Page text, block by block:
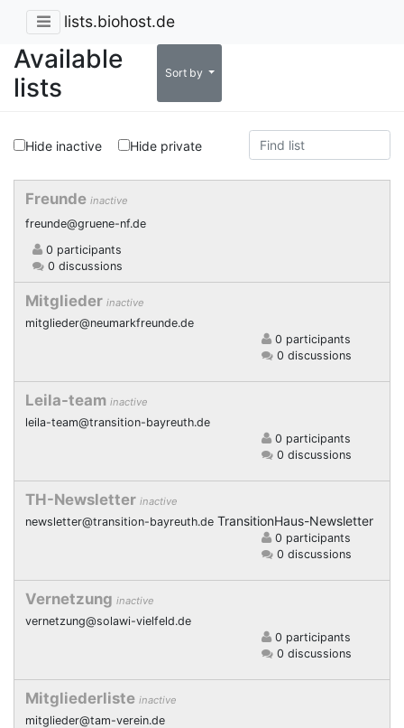
lists.biohost.de
Available
lists
Sort by
Hide inactive Hide private
Freunde inactive
freunde@gruene-nf.de
0 participants
0 discussions
Mitglieder inactive
mitglieder@neumarkfreunde.de
0 participants
0 discussions
Leila-team inactive
leila-team@transition-bayreuth.de
0 participants
0 discussions
TH-Newsletter inactive
newsletter@transition-bayreuth.de TransitionHaus-Newsletter
0 participants
0 discussions
Vernetzung inactive
vernetzung@solawi-vielfeld.de
0 participants
0 discussions
Mitgliederliste inactive
mitglieder@tam-verein.de